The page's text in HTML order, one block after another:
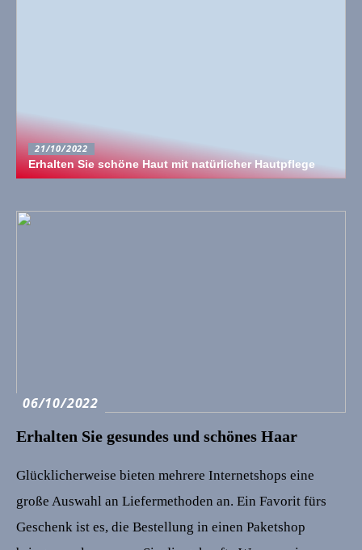
21/10/2022
Erhalten Sie schöne Haut mit natürlicher Hautpflege
06/10/2022
Erhalten Sie gesundes und schönes Haar
Glücklicherweise bieten mehrere Internetshops eine
große Auswahl an Liefermethoden an. Ein Favorit fürs
Geschenk ist es, die Bestellung in einen Paketshop